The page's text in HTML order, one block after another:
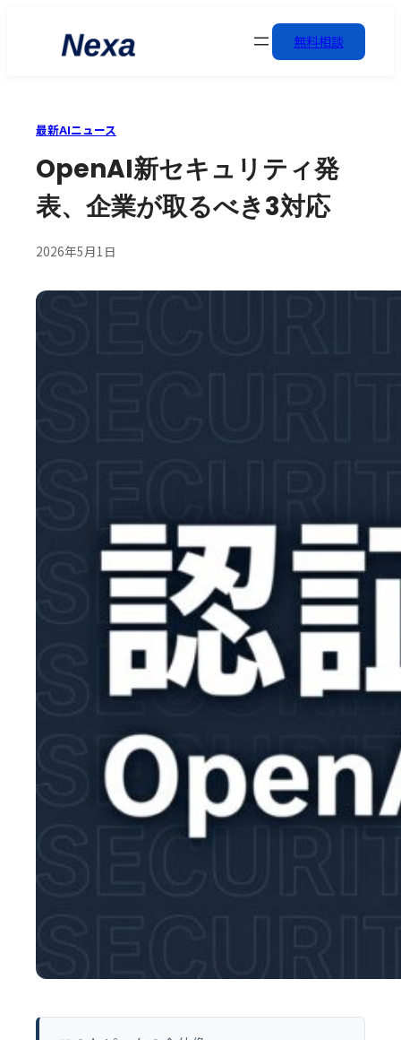
無料相談
最新AIニュース
OpenAI新セキュリティ発
表、企業が取るべき3対応
2026年5月1日